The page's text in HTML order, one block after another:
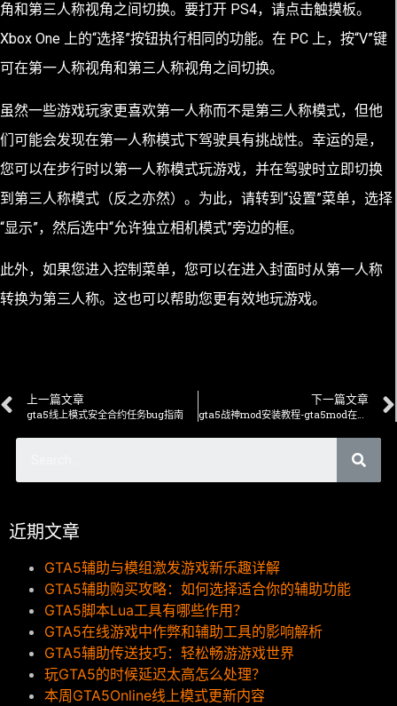
角和第三人称视角之间切换。要打开 PS4，请点击触摸板。
Xbox One 上的“选择”按钮执行相同的功能。在 PC 上，按“V”键
可在第一人称视角和第三人称视角之间切换。
虽然一些游戏玩家更喜欢第一人称而不是第三人称模式，但他
们可能会发现在第一人称模式下驾驶具有挑战性。幸运的是，
您可以在步行时以第一人称模式玩游戏，并在驾驶时立即切换
到第三人称模式（反之亦然）。为此，请转到“设置”菜单，选择
“显示”，然后选中“允许独立相机模式”旁边的框。
此外，如果您进入控制菜单，您可以在进入封面时从第一人称
转换为第三人称。这也可以帮助您更有效地玩游戏。
上一篇文章
gta5线上模式安全合约任务bug指南
下一篇文章
gta5战神mod安装教程-gta5mod在哪下？
近期文章
GTA5辅助与模组激发游戏新乐趣详解
GTA5辅助购买攻略：如何选择适合你的辅助功能
GTA5脚本Lua工具有哪些作用？
GTA5在线游戏中作弊和辅助工具的影响解析
GTA5辅助传送技巧：轻松畅游游戏世界
玩GTA5的时候延迟太高怎么处理？
本周GTA5Online线上模式更新内容